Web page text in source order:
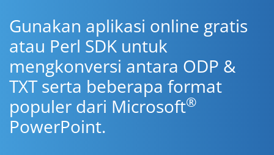
Gunakan aplikasi online gratis
atau Perl SDK untuk
mengkonversi antara ODP &
TXT serta beberapa format
populer dari Microsoft®
PowerPoint.